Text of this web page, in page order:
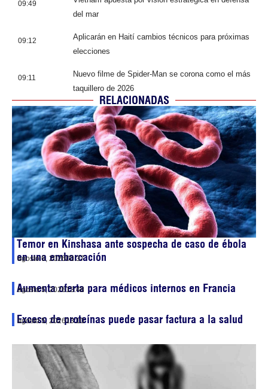
09:49
del mar
09:12
Aplicarán en Haití cambios técnicos para próximas
elecciones
09:11
Nuevo filme de Spider-Man se corona como el más
taquillero de 2026
RELACIONADAS
Temor en Kinshasa ante sospecha de caso de ébola
en una embarcación
agosto 6, 202600:37
Aumenta oferta para médicos internos en Francia
agosto 5, 202613:48
Exceso de proteínas puede pasar factura a la salud
agosto 5, 202613:10